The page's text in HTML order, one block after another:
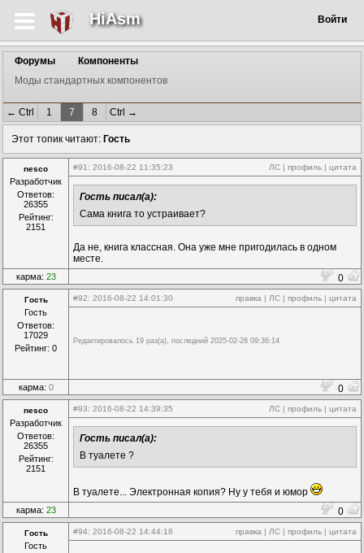
HiAsm Войти
Форумы
Компоненты
Моды стандартных компонентов
← Ctrl 1 7 8 Ctrl →
Этот топик читают: Гость
nesco
Разработчик
Ответов:
26355
Рейтинг:
2151
#91 : 2016-08-22 11:35:23 ЛС | профиль | цитата
Гость писал(а):
Сама книга то устраивает?
Да не, книга классная. Она уже мне пригодилась в одном
месте.
карма: 23 0
Гость
Гость
Ответов:
17029
Рейтинг: 0
#92: 2016-08-22 14:01:30 правка | ЛС | профиль | цитата
Редактировалось 19 раз(а), последний 2025-02-28 09:36:14
карма: 0 0
nesco
Разработчик
Ответов:
26355
Рейтинг:
2151
#93: 2016-08-22 14:39:35 ЛС | профиль | цитата
Гость писал(а):
В туалете ?
В туалете... Электронная копия? Ну у тебя и юмор
карма: 23 0
Гость
Гость
#94: 2016-08-22 14:44:18 правка | ЛС | профиль | цитата